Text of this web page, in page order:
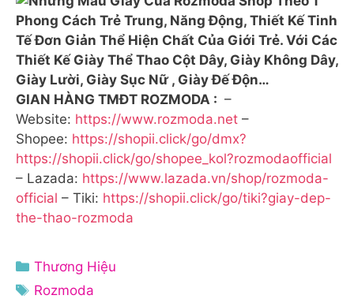
GIAN HÀNG TMĐT ROZMODA : –
Website: https://www.rozmoda.net –
Shopee: https://shopii.click/go/dmx?
https://shopii.click/go/shopee_kol?rozmodaofficial
– Lazada: https://www.lazada.vn/shop/rozmoda-
official – Tiki: https://shopii.click/go/tiki?giay-dep-
the-thao-rozmoda
Danh
mục
Thương Hiệu
Thẻ
Rozmoda